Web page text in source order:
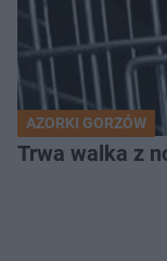
AZORKI GORZÓW
Trwa walka z